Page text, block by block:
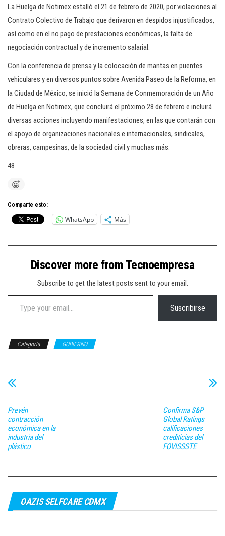
La Huelga de Notimex estalló el 21 de febrero de 2020, por violaciones al
Contrato Colectivo de Trabajo que derivaron en despidos injustificados,
así como en el no pago de prestaciones económicas, la falta de
negociación contractual y de incremento salarial.
Con la conferencia de prensa y la colocación de mantas en puentes
vehiculares y en diversos puntos sobre Avenida Paseo de la Reforma, en
la Ciudad de México, se inició la Semana de Conmemoración de un Año
de Huelga en Notimex, que concluirá el próximo 28 de febrero e incluirá
diversas acciones incluyendo manifestaciones, en las que contarán con
el apoyo de organizaciones nacionales e internacionales, sindicales,
obreras, campesinas, de la sociedad civil y muchas más.
48
Comparte esto:
WhatsApp Más
Discover more from Tecnoempresa
Subscribe to get the latest posts sent to your email.
Type your email…
Suscribirse
Categoría GOBIERNO
Prevén
contracción
económica en la
industria del
plástico
Confirma S&P
Global Ratings
calificaciones
crediticias del
FOVISSSTE
OAZIS SELFCARE CDMX